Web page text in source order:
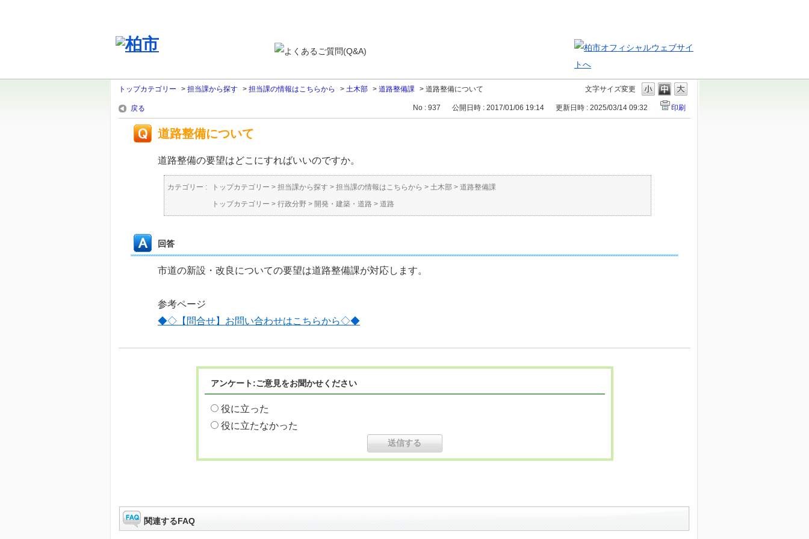
文字サイズ変更
トップカテゴリー > 担当課から探す > 担当課の情報はこちらから > 土木部 > 道路整備課 > 道路整備について
戻る No : 937 公開日時 : 2017/01/06 19:14 更新日時 : 2025/03/14 09:32 印刷
道路整備について
道路整備の要望はどこにすればいいのですか。
カテゴリー : トップカテゴリー > 担当課から探す > 担当課の情報はこちらから > 土木部 > 道路整備課
トップカテゴリー > 行政分野 > 開発・建築・道路 > 道路
回答
市道の新設・改良についての要望は道路整備課が対応します。
参考ページ
◆◇【問合せ】お問い合わせはこちらから◇◆
アンケート:ご意見をお聞かせください
役に立った
役に立たなかった
関連するFAQ